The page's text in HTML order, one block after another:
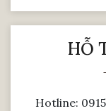
HỖ
Hotline: